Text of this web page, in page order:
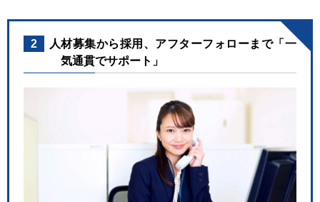
2
人材募集から採用、アフターフォローまで「一
気通貫でサポート」